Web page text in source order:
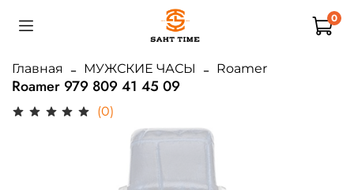
0
Главная МУЖСКИЕ ЧАСЫ Roamer
Roamer 979 809 41 45 09
(0)